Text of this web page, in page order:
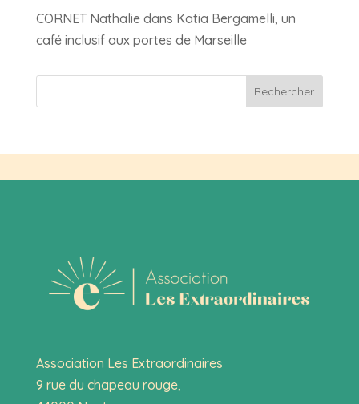
CORNET Nathaliedans Katia Bergamelli, un
café inclusif aux portes de Marseille
Rechercher
Association Les Extraordinaires
9 rue du chapeau rouge,